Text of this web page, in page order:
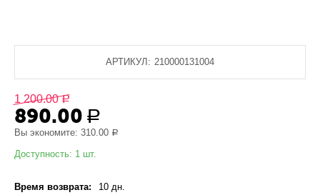
АРТИКУЛ: 210000131004
1 200.00 Р
890.00 Р
Вы экономите:310.00 Р
Доступность: 1 шт.
Время возврата: 10 дн.